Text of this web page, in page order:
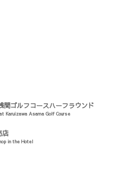
間ゴルフコースハーフラウンド
Karuizawa Asama Golf Course
店
in the Hotel